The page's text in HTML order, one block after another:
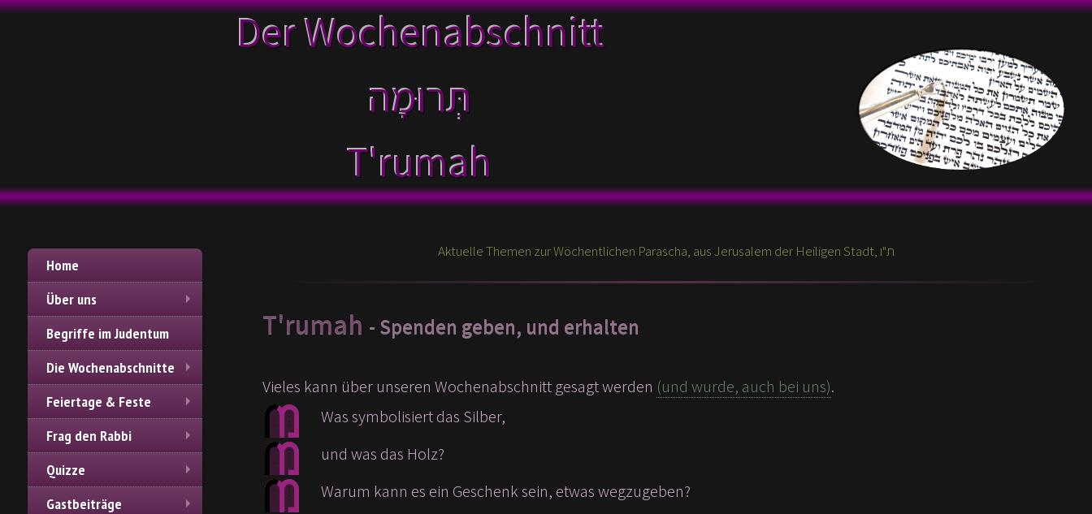
Der Wochenabschnitt
T'rumah
Aktuelle Themen zur Wöchentlichen Parascha, aus Jerusalem der Heiligen Stadt, ת"ו
Home
Über uns
Begriffe im Judentum
Die Wochenabschnitte
Feiertage & Feste
Frag den Rabbi
Quizze
Gastbeiträge
T'rumah - Spenden geben, und erhalten
Vieles kann über unseren Wochenabschnitt gesagt werden (und wurde, auch bei uns).
Was symbolisiert das Silber,
und was das Holz?
Warum kann es ein Geschenk sein, etwas wegzugeben?